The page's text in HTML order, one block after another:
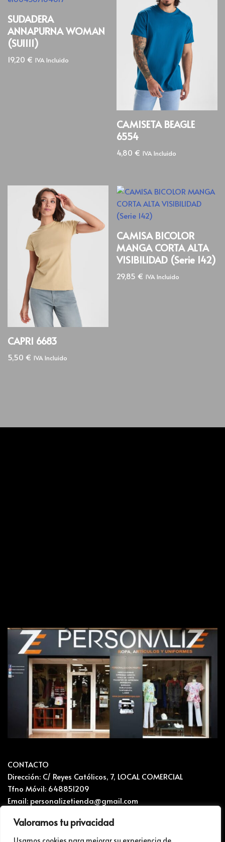
Valoramos tu privacidad
SUDADERA
ANNAPURNA WOMAN
(SU1111)
19,20 € IVA Incluido
CAMISETA BEAGLE
6554
4,80€ IVA Incluido
CAPRI 6683
5,50 € IVA Incluido
CAMISA BICOLOR
MANGA CORTA ALTA
VISIBILIDAD (Serie 142)
29,85€ IVA Incluido
CONTACTO
Dirección: C/ Reyes Católicos, 7, LOCAL COMERCIAL
Tfno Móvil: 648851209
Email: personalizetienda@gmail.com
CONTACTO Y RECLAMACIONES
Mapa del sitio